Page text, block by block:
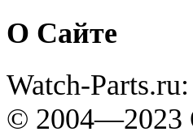
О Сайте
Watch-
© 2004—2023